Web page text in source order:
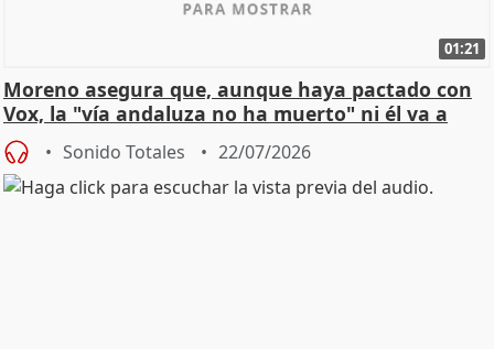
01:21
Moreno asegura que, aunque haya pactado con
Vox, la "vía andaluza no ha muerto" ni él va a
"cambiar"
Sonido Totales 22/07/2026